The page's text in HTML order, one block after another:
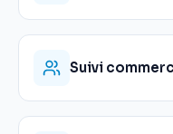
Suivi